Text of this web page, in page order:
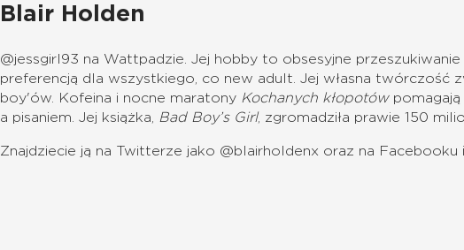
Blair Holden
@jessgirl93 na Wattpadzie. Jej hobby to obsesyjne
preferencją dla wszystkiego, co new adult. Jej własna twórczość
boy'ów. Kofeina i nocne maratony Kochanych kłopotówpomagają
a pisaniem. Jej książka, Bad Boy’s Girl, zgromadziła prawie 150
Znajdziecie ją na Twitterze jako @blairholdenx oraz na Facebooku